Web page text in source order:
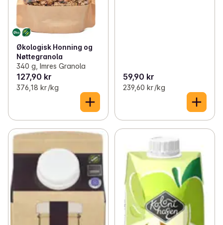
Økologisk Honning og
Nøttegranola
340 g, Imres Granola
127,90 kr
376,18 kr /kg
59,90 kr
239,60 kr /kg